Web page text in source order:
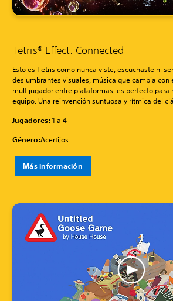
Tetris® Effect: Connected
Esto es Tetris como nunca viste, escuchaste ni
deslumbrantes visuales, música que cambia con
multijugador entre plataformas, es perfecto para
equipo. Una reinvención suntuosa y rítmica del
Jugadores:1 a 4
Género:Acertijos
Más información